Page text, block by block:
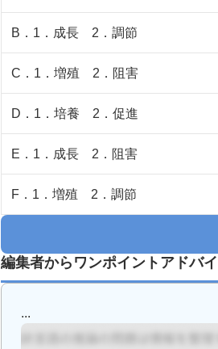
B ． 1．成長 2．調節
C ． 1．増殖 2．阻害
D ． 1．培養 2．促進
E ． 1．成長 2．阻害
F ． 1．増殖 2．調節
編集者からワンポイントアドバ
...